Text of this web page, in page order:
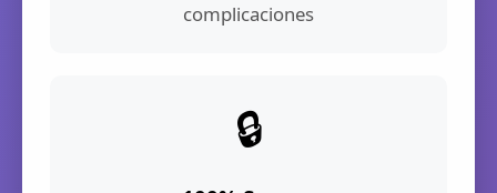
complicaciones
🔒